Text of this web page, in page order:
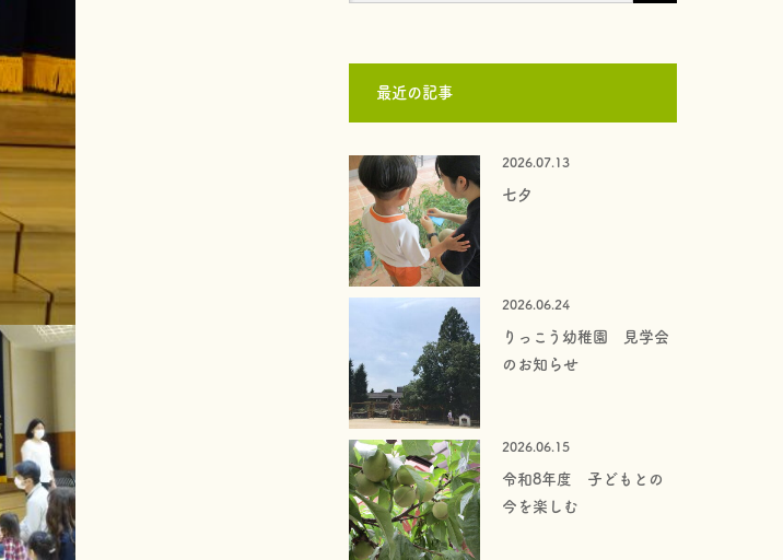
最近の記事
2026.07.13
七夕
2026.06.24
りっこう幼稚園 見学会
のお知らせ
2026.06.15
令和8年度 子どもとの
今を楽しむ